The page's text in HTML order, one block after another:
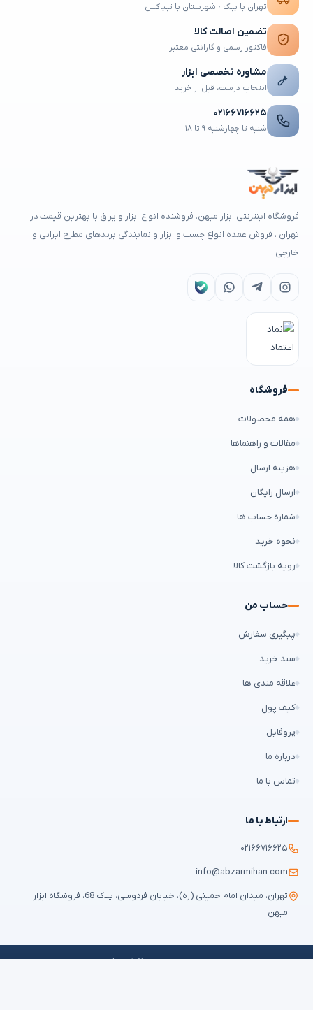
تهران با پیک · شهرستان با تیپاکس
تضمین اصالت کالا
فاکتور رسمی و گارانتی معتبر
مشاوره تخصصی ابزار
انتخاب درست، قبل از خرید
۰۲۱۶۶۷۱۶۶۲۵
شنبه تا چهارشنبه ۹ تا ۱۸
فروشگاه اینترنتی ابزار میهن، فروشنده انواع ابزار و یراق با بهترین قیمت در
تهران ، فروش عمده انواع چسب و ابزار و نمایندگی برندهای مطرح ایرانی و
خارجی
فروشگاه
همه محصولات
مقالات و راهنماها
هزینه ارسال
ارسال رایگان
شماره حساب ها
نحوه خرید
رویه بازگشت کالا
حساب من
پیگیری سفارش
سبد خرید
علاقه مندی ها
کیف پول
پروفایل
درباره ما
تماس با ما
ارتباط با ما
۰۲۱۶۶۷۱۶۶۲۵
info@abzarmihan.com
تهران، میدان امام خمینی (ره)، خیابان فردوسی، پلاک 68، فروشگاه ابزار
میهن
تمامی حقوق برایابزار میهنمحفوظ است © ۲۰۲۶ | طراحی سایت و سئو:
ایران